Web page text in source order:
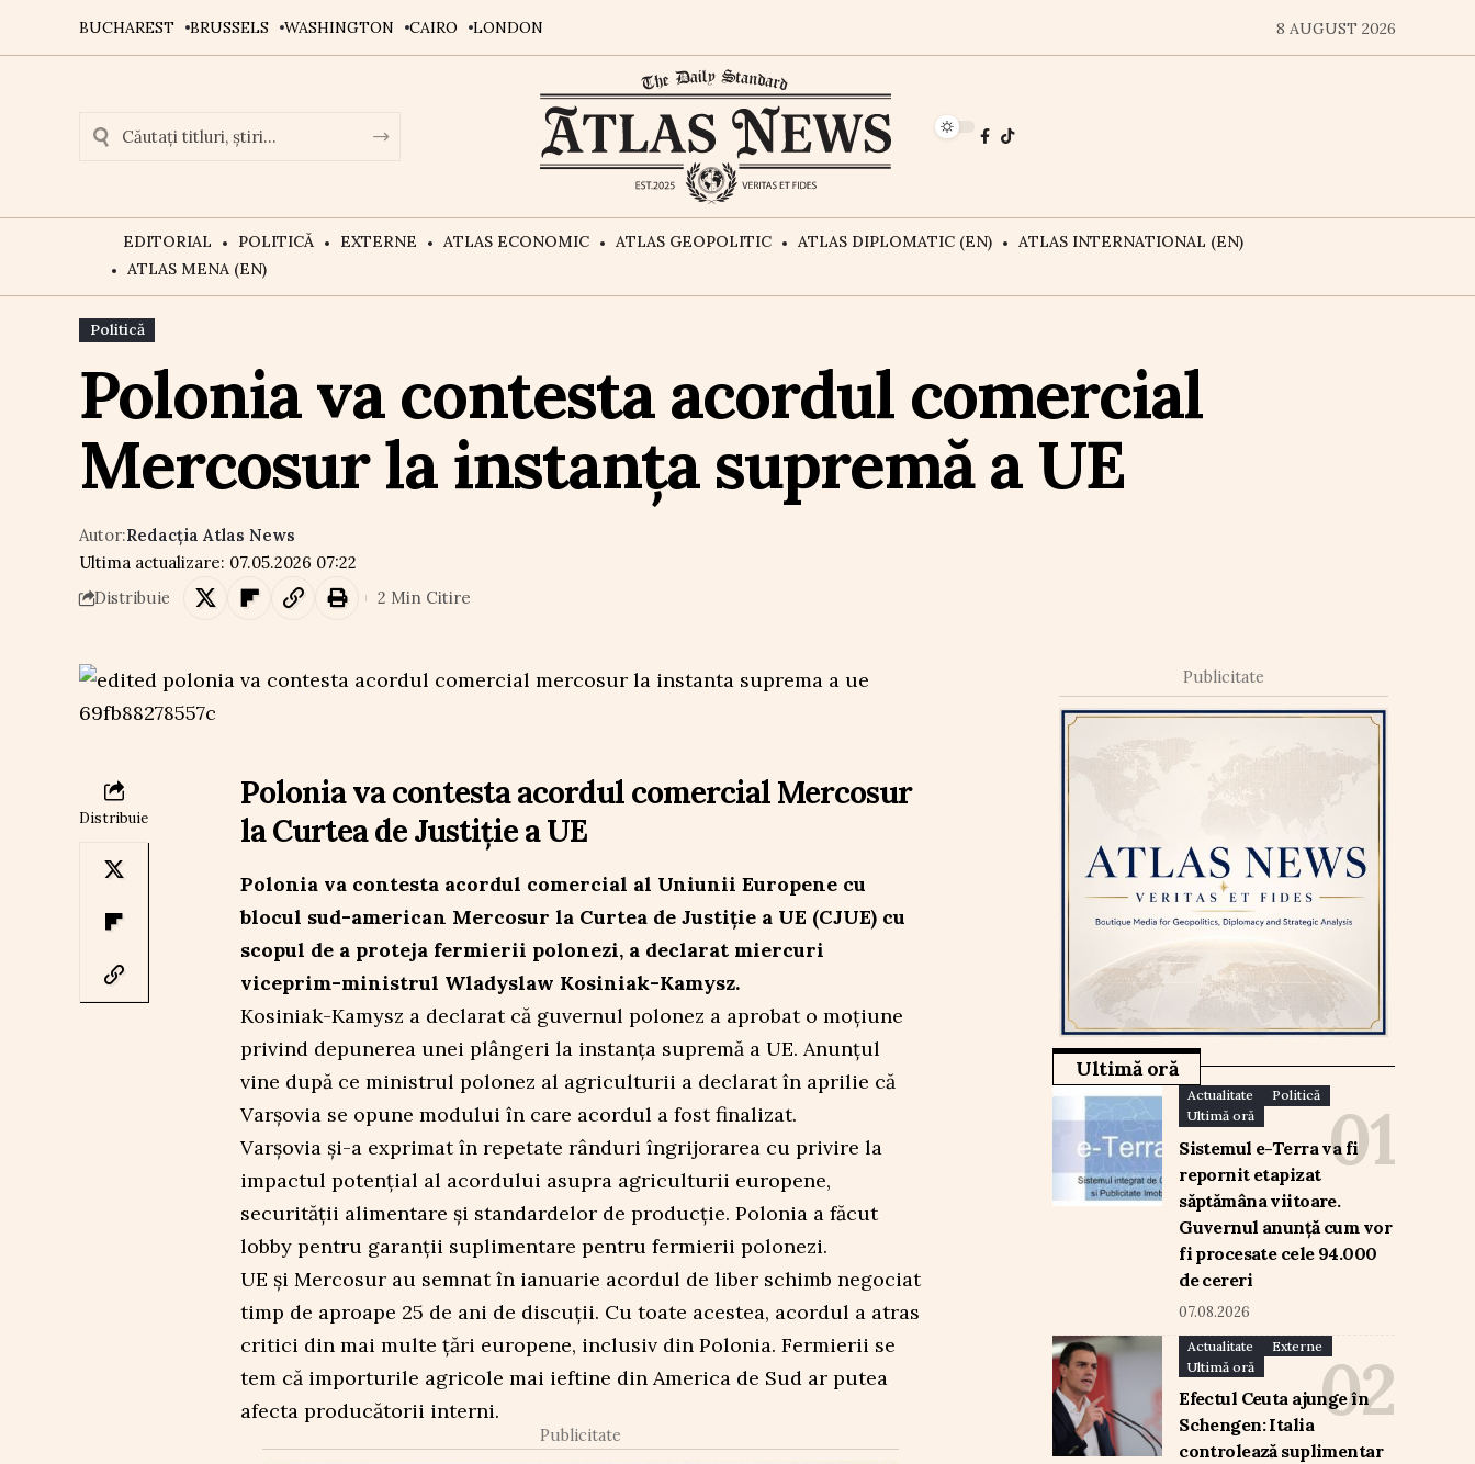
BUCHAREST BRUSSELS WASHINGTON CAIRO LONDON 8 AUGUST 2026
EDITORIAL POLITICĂ EXTERNE ATLAS ECONOMIC ATLAS GEOPOLITIC ATLAS DIPLOMATIC (EN)
ATLAS INTERNATIONAL (EN)
ATLAS MENA (EN)
Politică
Polonia va contesta acordul comercial
Mercosur la instanța supremă a UE
Ultima actualizare: 07.05.2026 07:22
Autor:Redacția Atlas News
Distribuie 2 Min Citire
Distribuie
Polonia va contesta acordul comercial Mercosur
la Curtea de Justiție a UE
Polonia va contesta acordul comercial al Uniunii Europene cu
blocul sud-american Mercosur la Curtea de Justiție a UE (CJUE) cu
scopul de a proteja fermierii polonezi, a declarat miercuri
viceprim-ministrul Wladyslaw Kosiniak-Kamysz.
Kosiniak-Kamysz a declarat că guvernul polonez a aprobat o moțiune
privind depunerea unei plângeri la instanța supremă a UE. Anunțul
vine după ce ministrul polonez al agriculturii a declarat în aprilie că
Varșovia se opune modului în care acordul a fost finalizat.
Varșovia și-a exprimat în repetate rânduri îngrijorarea cu privire la
impactul potențial al acordului asupra agriculturii europene,
securității alimentare și standardelor de producție. Polonia a făcut
lobby pentru garanții suplimentare pentru fermierii polonezi.
UE și Mercosur au semnat în ianuarie acordul de liber schimb negociat
timp de aproape 25 de ani de discuții. Cu toate acestea, acordul a atras
critici din mai multe țări europene, inclusiv din Polonia. Fermierii se
tem că importurile agricole mai ieftine din America de Sud ar putea
afecta producătorii interni.
Publicitate
Publicitate
Ultimă oră
Actualitate
Politică
Ultimă oră
Sistemul e-Terra va fi
repornit etapizat
săptămâna viitoare.
Guvernul anunță cum vor
fi procesate cele 94.000
de cereri
07.08.2026
Actualitate
Externe
Ultimă oră
Efectul Ceuta ajunge în
Schengen: Italia
controlează suplimentar